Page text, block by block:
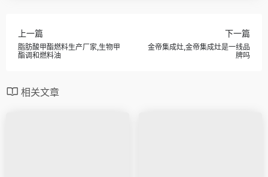
上一篇
脂肪酸甲酯燃料生产厂家,生物甲
酯调和燃料油
下一篇
金帝集成灶,金帝集成灶是一线品
牌吗
相关文章